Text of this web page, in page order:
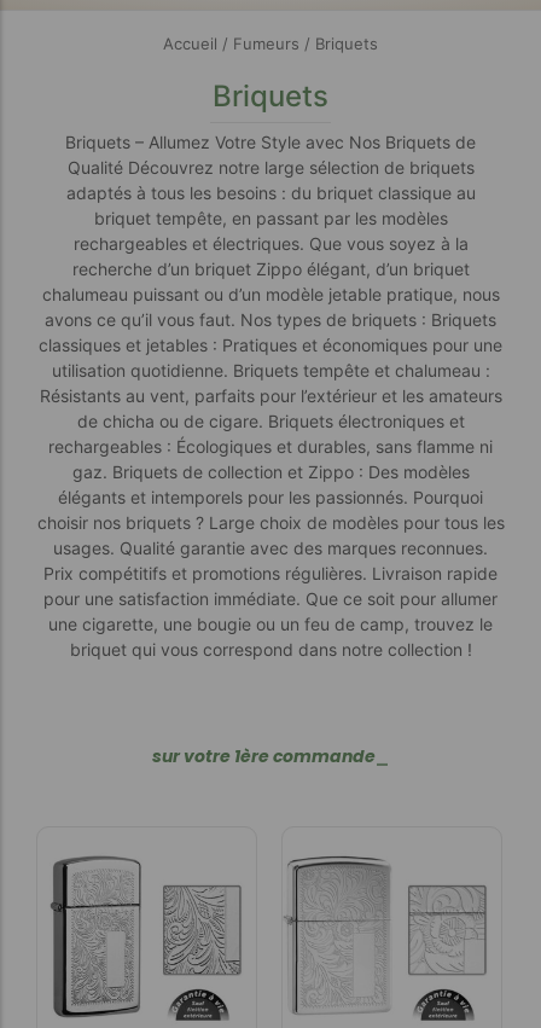
Accueil / Fumeurs / Briquets
Briquets
Briquets – Allumez Votre Style avec Nos Briquets de
Qualité Découvrez notre large sélection de briquets
adaptés à tous les besoins : du briquet classique au
briquet tempête, en passant par les modèles
rechargeables et électriques. Que vous soyez à la
recherche d’un briquet Zippo élégant, d’un briquet
chalumeau puissant ou d’un modèle jetable pratique, nous
avons ce qu’il vous faut. Nos types de briquets : Briquets
classiques et jetables : Pratiques et économiques pour une
utilisation quotidienne. Briquets tempête et chalumeau :
Résistants au vent, parfaits pour l’extérieur et les amateurs
de chicha ou de cigare. Briquets électroniques et
rechargeables : Écologiques et durables, sans flamme ni
gaz. Briquets de collection et Zippo : Des modèles
élégants et intemporels pour les passionnés. Pourquoi
choisir nos briquets ? Large choix de modèles pour tous les
usages. Qualité garantie avec des marques reconnues.
Prix compétitifs et promotions régulières. Livraison rapide
pour une satisfaction immédiate. Que ce soit pour allumer
une cigarette, une bougie ou un feu de camp, trouvez le
briquet qui vous correspond dans notre collection !
sur votre 1ère commande